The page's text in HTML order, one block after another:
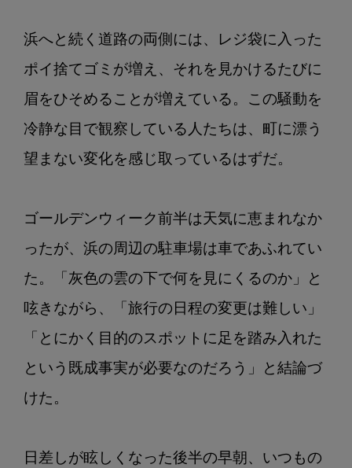
ド
Ⅱ
浜へと続く道路の両側には、レジ袋に入った
ポイ捨てゴミが増え、それを見かけるたびに
眉をひそめることが増えている。この騒動を
冷静な目で観察している人たちは、町に漂う
望まない変化を感じ取っているはずだ。
ゴールデンウィーク前半は天気に恵まれなか
ったが、浜の周辺の駐車場は車であふれてい
た。「灰色の雲の下で何を見にくるのか」と
呟きながら、「旅行の日程の変更は難しい」
「とにかく目的のスポットに足を踏み入れた
という既成事実が必要なのだろう」と結論づ
けた。
日差しが眩しくなった後半の早朝、いつもの